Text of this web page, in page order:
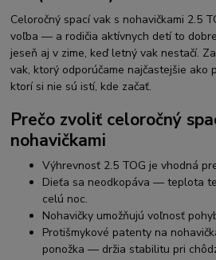
Celoročný spací vak s nohavičkami 2.5
voľba — a rodičia aktívnych detí to
jeseň aj v zime, keď letný vak nestačí.
vak, ktorý odporúčame najčastejšie ako
ktorí si nie sú istí, kde začať.
Prečo zvoliť celoročný
nohavičkami
Výhrevnosť 2.5 TOG je vhodná
Dieťa sa neodkopáva — teplota
celú noc.
Nohavičky umožňujú voľnosť
Protišmykové patenty na
ponožka — držia stabilitu pri